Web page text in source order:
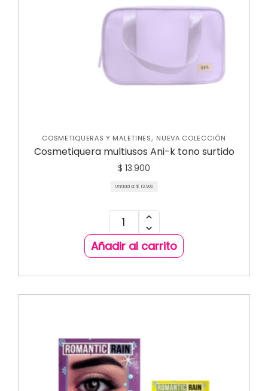
COSMETIQUERAS Y MALETINES, NUEVA COLECCIÓN
Cosmetiquera multiusos Ani-k tono surtido
$ 13.900
Unidad a: $ 13.900
Añadir al carrito